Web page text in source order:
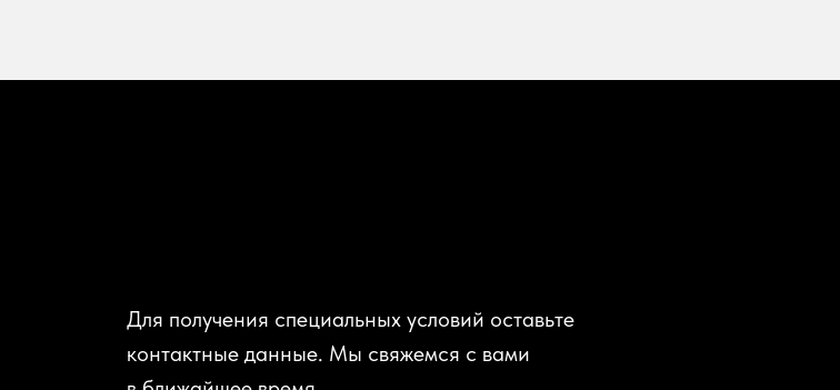
Для получения специальных условий оставьте
контактные данные. Мы свяжемся с вами